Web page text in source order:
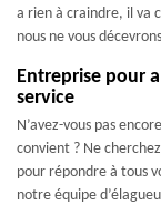
a rien à craindre, il va
nous ne vous
Entreprise pour
service
N’avez-vous pas
convient ? Ne
pour répondre à tous
notre équipe